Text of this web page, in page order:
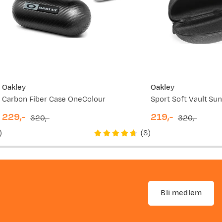
)
Oakley
Carbon Fiber Case OneColour
229,- 320,-
(8)
Oakley
Sport Soft Vault
219,- 320,-
Bli medlem